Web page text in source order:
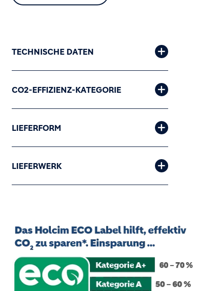
TECHNISCHE DATEN
CO2-EFFIZIENZ-KATEGORIE
LIEFERFORM
LIEFERWERK